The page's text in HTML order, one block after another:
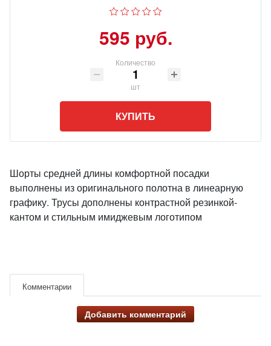
595 руб.
Количество
шт
КУПИТЬ
Шорты средней длины комфортной посадки
выполнены из оригинального полотна в линеарную
графику. Трусы дополнены контрастной резинкой-
кантом и стильным имиджевым логотипом
Комментарии
Добавить комментарий